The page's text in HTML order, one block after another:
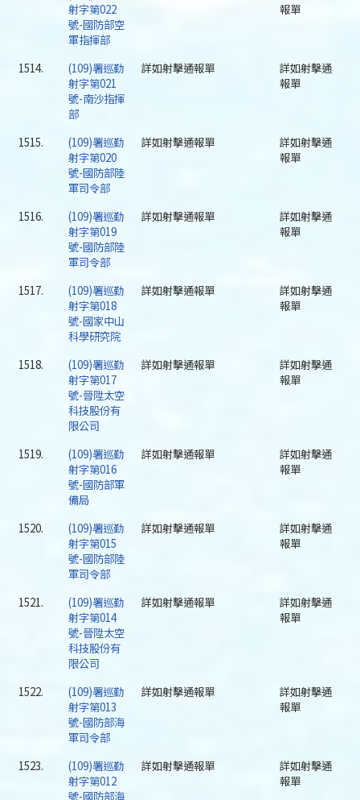
射字第022
號-國防部空
軍指揮部
報單
1514.
(109)署巡勤
射字第021
號-南沙指揮
部
詳如射擊通報單
詳如射擊通
報單
1515.
(109)署巡勤
射字第020
號-國防部陸
軍司令部
詳如射擊通報單
詳如射擊通
報單
1516.
(109)署巡勤
射字第019
號-國防部陸
軍司令部
詳如射擊通報單
詳如射擊通
報單
1517.
(109)署巡勤
射字第018
號-國家中山
科學研究院
詳如射擊通報單
詳如射擊通
報單
1518.
(109)署巡勤
射字第017
號-晉陞太空
科技股份有
限公司
詳如射擊通報單
詳如射擊通
報單
1519.
(109)署巡勤
射字第016
號-國防部軍
備局
詳如射擊通報單
詳如射擊通
報單
1520.
(109)署巡勤
射字第015
號-國防部陸
軍司令部
詳如射擊通報單
詳如射擊通
報單
1521.
(109)署巡勤
射字第014
號-晉陞太空
科技股份有
限公司
詳如射擊通報單
詳如射擊通
報單
1522.
(109)署巡勤
射字第013
號-國防部海
軍司令部
詳如射擊通報單
詳如射擊通
報單
1523.
(109)署巡勤
射字第012
號-國防部海
詳如射擊通報單
詳如射擊通
報單